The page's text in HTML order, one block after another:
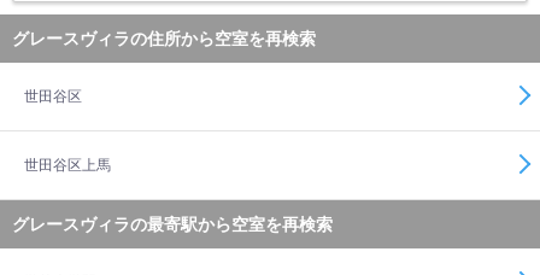
グレースヴィラの住所から空室を再検索
世田谷区
世田谷区上馬
グレースヴィラの最寄駅から空室を再検索